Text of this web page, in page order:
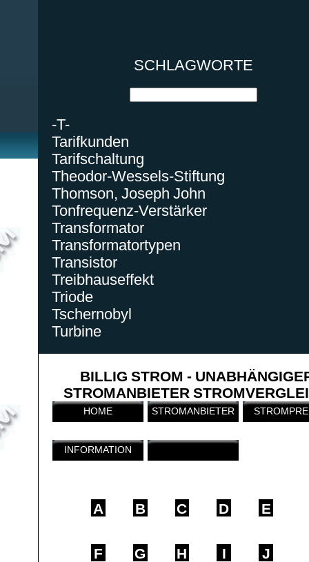
SCHLAGWORTE
-T-
Tarifkunden
Tarifschaltung
Theodor-Wessels-Stiftung
Thomson, Joseph John
Tonfrequenz-Verstärker
Transformator
Transformatortypen
Transistor
Treibhauseffekt
Triode
Tschernobyl
Turbine
BILLIG STROM -
STROMANBIETER
HOME STROMANBIETER
INFORMATION
A B C D E
F G H I J